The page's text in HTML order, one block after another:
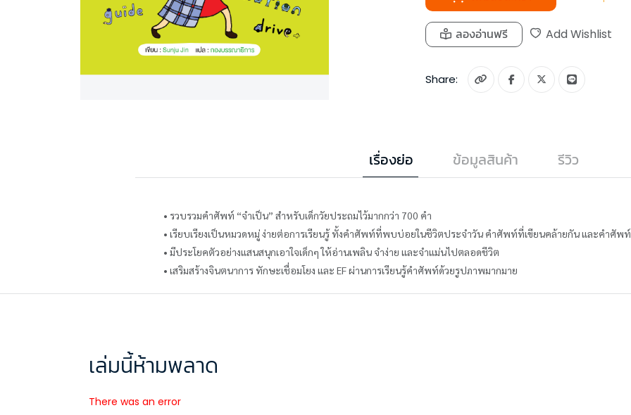
ลองอ่านฟรี Add Wishlist
Share:
เรื่องย่อ ข้อมูลสินค้า รีวิว
• รวบรวมคำศัพท์ “จำเป็น” สำหรับเด็กวัยประถมไว้มากกว่า 700 คำ
• เรียบเรียงเป็นหมวดหมู่ ง่ายต่อการเรียนรู้ ทั้งคำศัพท์ที่พบบ่อยในชีวิตประจำวัน คำศัพท์ที่เขียนคล้ายกัน และคำศัพ
• มีประโยคตัวอย่างแสนสนุกเอาใจเด็กๆ ให้อ่านเพลิน จำง่าย และจำแม่นไปตลอดชีวิต
• เสริมสร้างจินตนาการ ทักษะเชื่อมโยง และ EF ผ่านการเรียนรู้คำศัพท์ด้วยรูปภาพมากมาย
เล่มนี้ห้ามพลาด
There was an error